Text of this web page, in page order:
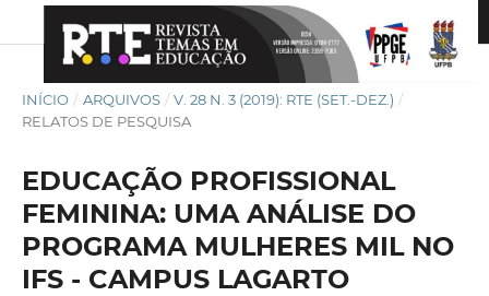
INÍCIO / ARQUIVOS / V. 28 N. 3 (2019): RTE (SET.-DEZ.) /
RELATOS DE PESQUISA
EDUCAÇÃO PROFISSIONAL
FEMININA: UMA ANÁLISE DO
PROGRAMA MULHERES MIL NO
IFS - CAMPUS LAGARTO